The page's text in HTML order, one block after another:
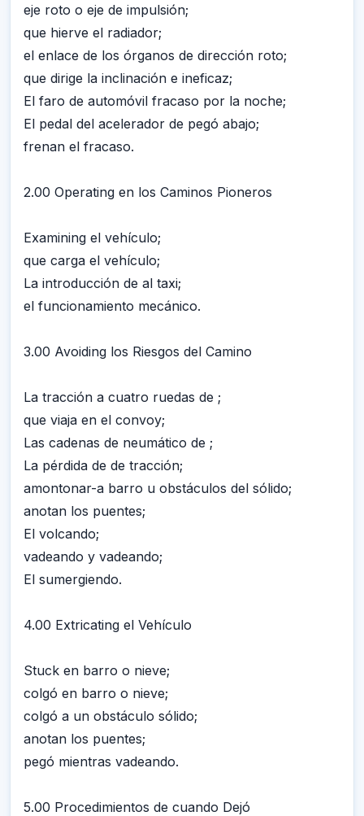
eje roto o eje de impulsión;
que hierve el radiador;
el enlace de los órganos de dirección roto;
que dirige la inclinación e ineficaz;
El faro de automóvil fracaso por la noche;
El pedal del acelerador de pegó abajo;
frenan el fracaso.
2.00 Operating en los Caminos Pioneros
Examining el vehículo;
que carga el vehículo;
La introducción de al taxi;
el funcionamiento mecánico.
3.00 Avoiding los Riesgos del Camino
La tracción a cuatro ruedas de ;
que viaja en el convoy;
Las cadenas de neumático de ;
La pérdida de de tracción;
amontonar-a barro u obstáculos del sólido;
anotan los puentes;
El volcando;
vadeando y vadeando;
El sumergiendo.
4.00 Extricating el Vehículo
Stuck en barro o nieve;
colgó en barro o nieve;
colgó a un obstáculo sólido;
anotan los puentes;
pegó mientras vadeando.
5.00 Procedimientos de cuando Dejó